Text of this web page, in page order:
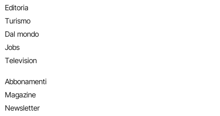
Editoria
Turismo
Dal mondo
Jobs
Television
Abbonamenti
Magazine
Newsletter